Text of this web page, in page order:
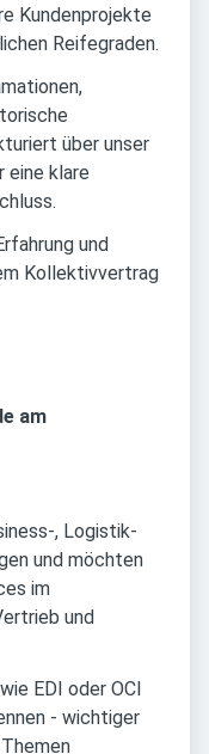
Kundenprojekte
Reifegraden.
über unser
eine klare
und
Kollektivvertrag
am
, Logistik-
und möchten
im
und
EDI oder OCI
- wichtiger